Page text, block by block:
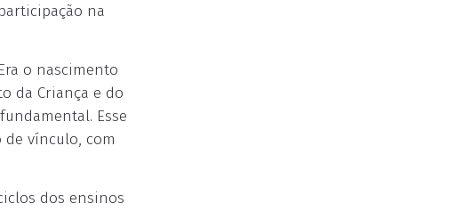
na
o nascimento
da Criança e do
Esse
vínculo, com
dos ensinos